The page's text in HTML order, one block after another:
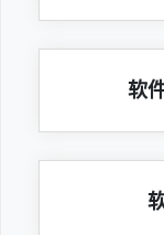
软